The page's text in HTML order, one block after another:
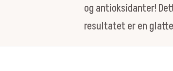
og antioksidanter!
resultatet er en